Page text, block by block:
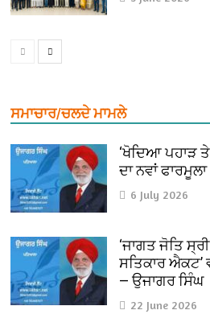
ਸਮਾਚਾਰ/ਚਲਦੇ ਮਾਮਲੇ
‘ਖੋਦਿਆ ਪਹਾੜ
ਦਾ ਨਵਾਂ
6 July 2026
‘ਜਾਗਤ ਜੋਤਿ
ਸਤਿਕਾਰ ਐਕਟ’
— ਉਜਾਗਰ ਸਿੰਘ
22 June 2026